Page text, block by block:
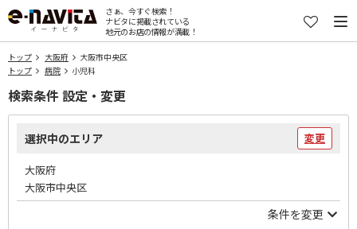
さぁ、今すぐ検索！
ナビタに掲載されている
地元のお店の情報が満載！
トップ 大阪府
大阪市中央区
トップ
病院 小児科
検索条件 設定・変更
選択中のエリア 変更
大阪府
大阪市中央区
条件を変更